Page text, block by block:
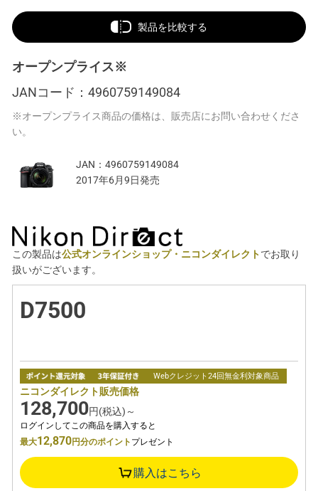
製品を比較する
オープンプライス※
JANコード： 4960759149084
※オープンプライス商品の価格は、販売店にお問い合わせくださ
い。
JAN： 4960759149084
2017年6月9日発売
この製品は公式オンラインショップ・ニコンダイレクトでお取り
扱いがございます。
D7500
Webクレジット24回無金利対象商品
ニコンダイレクト販売価格
128,700円(税込)～
ログインしてこの商品を購入すると
最大12,870円分のポイント プレゼント
購入はこちら